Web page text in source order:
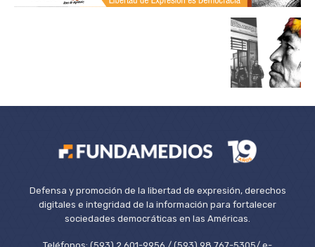
Defensa y promoción de la libertad de expresión, derechos
digitales e integridad de la información para fortalecer
sociedades democráticas en las Américas.